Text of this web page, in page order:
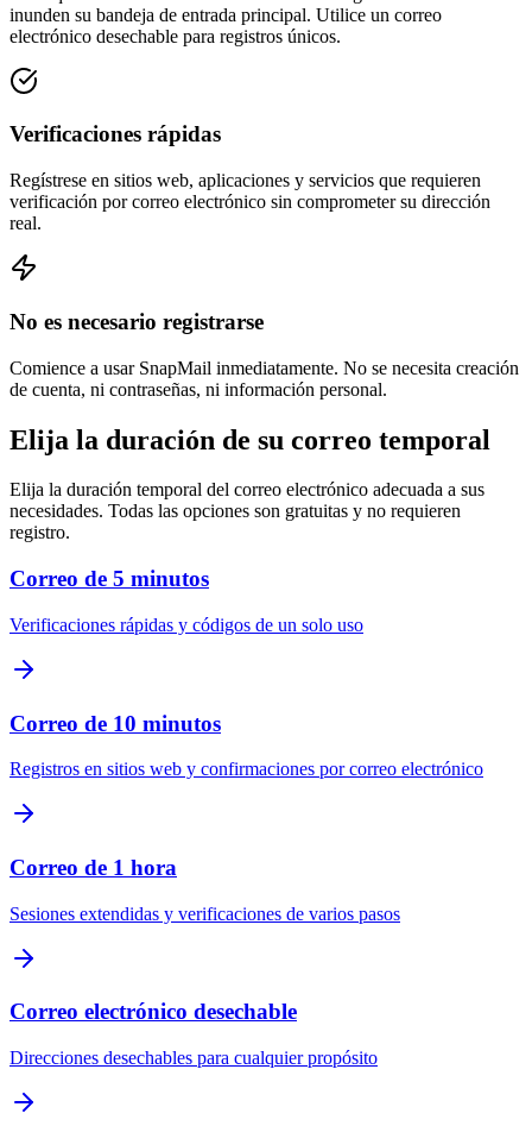
inunden su bandeja de entrada principal. Utilice un correo
electrónico desechable para registros únicos.
Verificaciones rápidas
Regístrese en sitios web, aplicaciones y servicios que requieren
verificación por correo electrónico sin comprometer su dirección
real.
No es necesario registrarse
Comience a usar SnapMail inmediatamente. No se necesita creación
de cuenta, ni contraseñas, ni información personal.
Elija la duración de su correo temporal
Elija la duración temporal del correo electrónico adecuada a sus
necesidades. Todas las opciones son gratuitas y no requieren
registro.
Correo de 5 minutos
Verificaciones rápidas y códigos de un solo uso
Correo de 10 minutos
Registros en sitios web y confirmaciones por correo electrónico
Correo de 1 hora
Sesiones extendidas y verificaciones de varios pasos
Correo electrónico desechable
Direcciones desechables para cualquier propósito